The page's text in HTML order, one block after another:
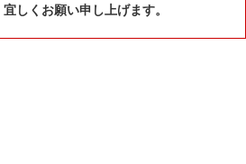
しくお願い申し上げます。